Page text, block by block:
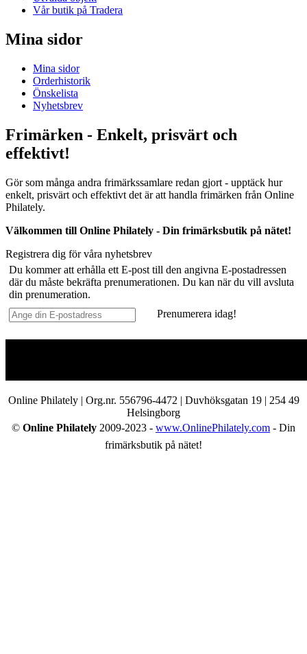
Vår butik på Tradera
Mina sidor
Mina sidor
Orderhistorik
Önskelista
Nyhetsbrev
Frimärken - Enkelt, prisvärt och
effektivt!
Gör som många andra frimärkssamlare redan gjort - upptäck hur
enkelt, prisvärt och effektivt det är att handla frimärken från Online
Philately.
Välkommen till Online Philately - Din frimärksbutik på nätet!
Registrera dig för våra nyhetsbrev
Du kommer att erhålla ett E-post till den angivna E-postadressen
där du måste bekräfta prenumerationen. Du kan när du vill avsluta
din prenumeration.
Prenumerera idag!
Online Philately | Org.nr. 556796-4472 | Duvhöksgatan 19 | 254 49
Helsingborg
© Online Philately 2009-2023 - www.OnlinePhilately.com - Din
frimärksbutik på nätet!